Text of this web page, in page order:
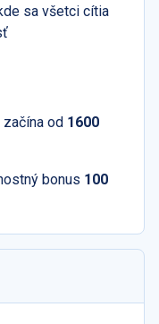
sa všetci cítia
od 1600
bonus 100